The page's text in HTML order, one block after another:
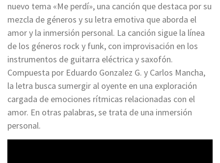
nuevo tema «Me perdí», una canción que destaca por su
mezcla de géneros y su letra emotiva que aborda el
amor y la inmersión personal. La canción sigue la línea
de los géneros rock y funk, con improvisación en los
instrumentos de guitarra eléctrica y saxofón.
Compuesta por Eduardo Gonzalez G. y Carlos Mancha,
la letra busca sumergir al oyente en una exploración
cargada de emociones rítmicas relacionadas con el
amor. En otras palabras, se trata de una inmersión
personal.